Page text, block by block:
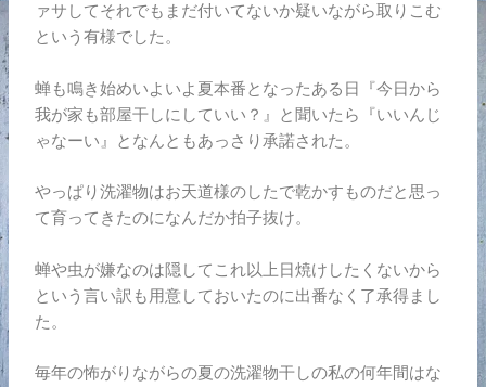
ァサしてそれでもまだ付いてないか疑いながら取りこむ
という有様でした。
蝉も鳴き始めいよいよ夏本番となったある日『今日から
我が家も部屋干しにしていい？』と聞いたら『いいんじ
ゃなーい』となんともあっさり承諾された。
やっぱり洗濯物はお天道様のしたで乾かすものだと思っ
て育ってきたのになんだか拍子抜け。
蝉や虫が嫌なのは隠してこれ以上日焼けしたくないから
という言い訳も用意しておいたのに出番なく了承得まし
た。
毎年の怖がりながらの夏の洗濯物干しの私の何年間はな